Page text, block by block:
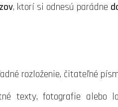
, ktorí si odnesú parádne
rozloženie, čitateľné
texty, fotografie alebo